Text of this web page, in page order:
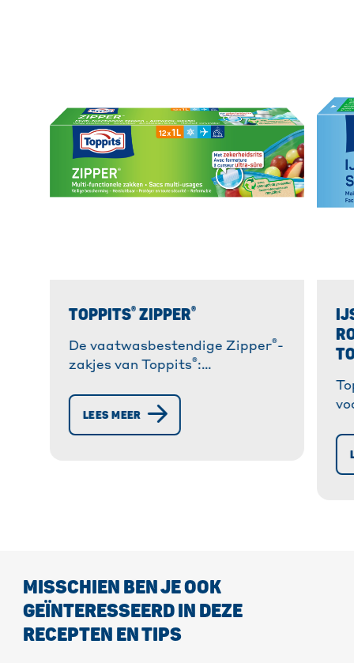
TOPPITS®ZIPPER®
De vaatwasbestendige Zipper®-
zakjes van Toppits®:
keuken en in het dagelijks leven.
Veelzijdig, scheurbestendig,
LEES MEER
MISSCHIEN BEN JE OOK
GEÏNTERESSEERD IN DEZE
RECEPTEN EN TIPS